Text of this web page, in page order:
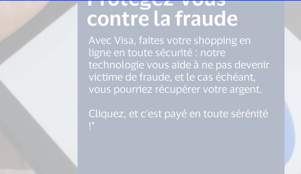
contre la fraude
Avec Visa, faites votre shopping en
ligne en toute sécurité : notre
technologie vous aide à ne pas devenir
victime de fraude, et le cas échéant,
vous pourriez récupérer votre argent.
Cliquez, et c'est payé en toute sérénité
!*